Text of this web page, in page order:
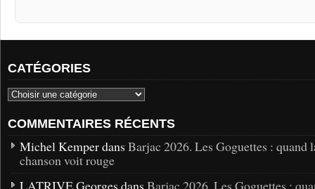
CATÉGORIES
COMMENTAIRES RÉCENTS
Michel Kemper dans Barjac 2026. Les Goguettes : quand
chanson voit rouge